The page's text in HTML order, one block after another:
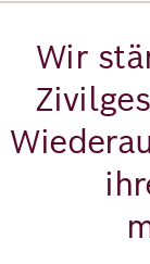
In Kürze
Einblicke
Unsere
Unser
Wir